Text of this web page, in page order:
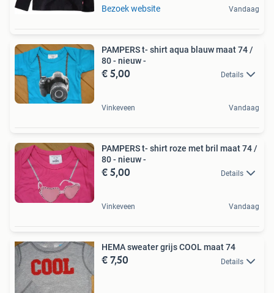
Bezoek website Vandaag
PAMPERS t- shirt aqua blauw maat 74 /
80 - nieuw -
€ 5,00 Details
Vinkeveen Vandaag
PAMPERS t- shirt roze met bril maat 74 /
80 - nieuw -
€ 5,00 Details
Vinkeveen Vandaag
HEMA sweater grijs COOL maat 74
€ 7,50 Details